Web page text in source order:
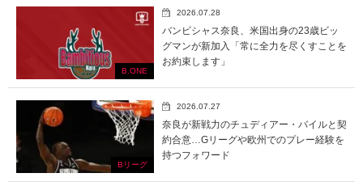
B.ONE
2026.07.28
バンビシャス奈良、米国出身の23歳ビッ
グマンが新加入「常に全力を尽くすことを
お約束します」
Bリーグ
2026.07.27
奈良が新戦力のチュディアー・バイルと契
約合意…Gリーグや欧州でのプレー経験を
持つフォワード